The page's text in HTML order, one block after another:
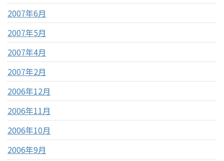
2007年6月
2007年5月
2007年4月
2007年2月
2006年12月
2006年11月
2006年10月
2006年9月